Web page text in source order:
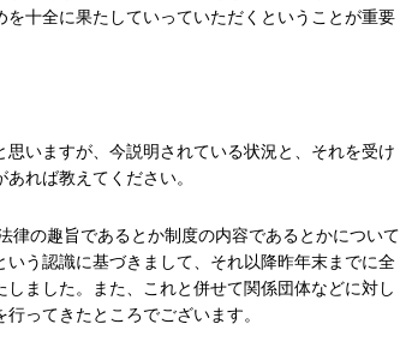
十全に果たしていっていただくということが重要
いますが、今説明されている状況と、それを受け
れば教えてください。
の趣旨であるとか制度の内容であるとかについて
う認識に基づきまして、それ以降昨年末までに全
ました。また、これと併せて関係団体などに対し
ってきたところでございます。